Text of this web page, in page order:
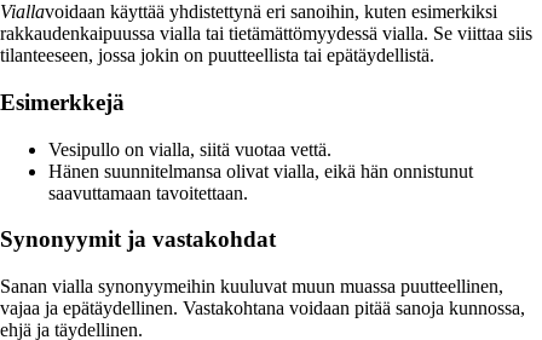
Viallavoidaan käyttää yhdistettynä eri sanoihin, kuten esimerkiksi
rakkaudenkaipuussa vialla tai tietämättömyydessä vialla. Se viittaa siis
tilanteeseen, jossa jokin on puutteellista tai epätäydellistä.
Esimerkkejä
Vesipullo on vialla, siitä vuotaa vettä.
Hänen suunnitelmansa olivat vialla, eikä hän onnistunut
saavuttamaan tavoitettaan.
Synonyymit ja vastakohdat
Sanan vialla synonyymeihin kuuluvat muun muassa puutteellinen,
vajaa ja epätäydellinen. Vastakohtana voidaan pitää sanoja kunnossa,
ehjä ja täydellinen.